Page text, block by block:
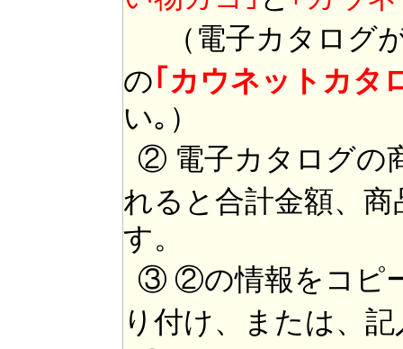
（電子カタログ
の｢カウネットカタ
い｡）
② 電子カタログの
れると合計金額、
す。
③ ②の情報をコピ
り付け、または、